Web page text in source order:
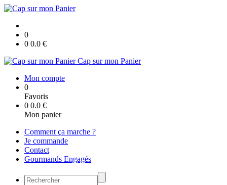
0
0 0.0 €
Cap sur mon Panier
Mon compte
0
Favoris
0 0.0 €
Mon panier
Comment ça marche ?
Je commande
Contact
Gourmands Engagés